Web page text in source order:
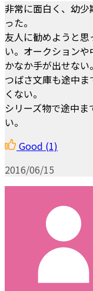
非常に面白く、幼
った。
友人に勧めようと
い。オークション
かなか手が出せない。
つばさ文庫も途中
くない。
シリーズ物で途中
い。
Good (1)
2016/06/15